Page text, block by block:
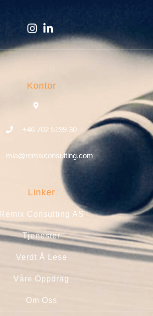
Kontor
+46 702 5199 30
mia@remixconsulting.com
Linker
Remix Consulting AS
Tjenester
Verdt Å Lese
Våre Oppdrag
Om Oss